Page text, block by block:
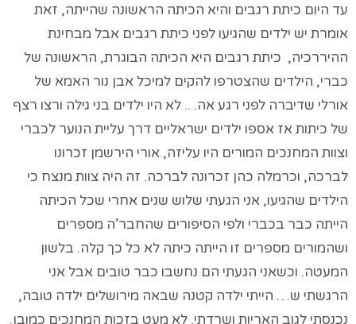
עד היום כיתת רגבים והיא הכיתה הראשונה שהייתה, זאת
אומרת יש ילדים שהגיעו לפני כיתת רגבים אבל מבחינת
ההיררכיה, כיתת רגבים היא הכיתה הבוגרת, הראשונה של
כברי, הילדים שהצטרפו להקים למיכל אבן נור האמא של
אורלי שדיברה לפני רגע אה. .. לא היו ילדים בני גילה ורצו רצף
של כיתות אז אספו ילדים ישראליים דרך עליית הנוער לכברי
וצוות המחנכים המורים היו עליזה, אורי הירשמן זכרונו
לברכה, וכרמלה כהן זכרונה לברכה. זה היה צוות מנצח כי
הילדים שהגיעו, אני הגעתי שלוש שנים אחרי שכל הכיתה
הייתה כבר בכברי ולפי הסיפורים שהחבר’ה מספרים
ושהמורים מספרים זו הייתה כיתה לא כל כך קלה. בלשון
המעטה. וכשאני הגעתי הם נחשבו כבר טובים אבל אני
הרגשתי ש… הייתי ילדה קטנה שבאה מירושלים ילדה טובה,
נכנסתי לגוב האריות ושרדתי. לא מעט בזכות המחנכים כמובן.